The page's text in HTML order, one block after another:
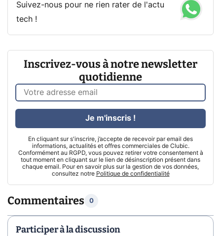
Suivez-nous pour ne rien rater de l'actu
tech !
Inscrivez-vous à notre newsletter
quotidienne
En cliquant sur s'inscrire, j’accepte de recevoir par email des
informations, actualités et offres commerciales de Clubic.
Conformément au RGPD, vous pouvez retirer votre consentement à
tout moment en cliquant sur le lien de désinscription présent dans
chaque email. Pour en savoir plus sur la gestion de vos données,
consultez notre Politique de confidentialité
Je m'inscris !
Commentaires 0
Participer à la discussion